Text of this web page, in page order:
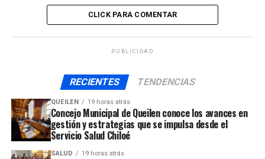
un acuerdo entre las partes y finalmente se depuso la
huelga de este grupo de operarios.
Puente Chacao podría estar listo recién en 2028
NO TE PIERDAS
Casi un centenar de trabajadores del Puente Chacao se
encuentra en paro de actividades
CLICK PARA COMENTAR
PUBLICIDAD
RECIENTES TENDENCIAS
QUEILEN 19 horas atrás
Concejo Municipal de Queilen conoce los avances en
gestión y estrategias que se impulsa desde el
Servicio Salud Chiloé
SALUD 19 horas atrás